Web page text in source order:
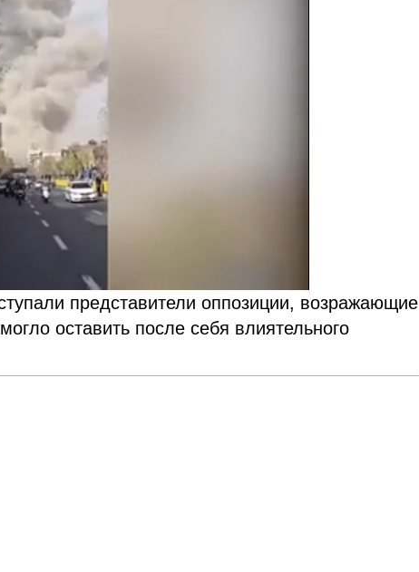
представители оппозиции, возражающие
оставить после себя влиятельного